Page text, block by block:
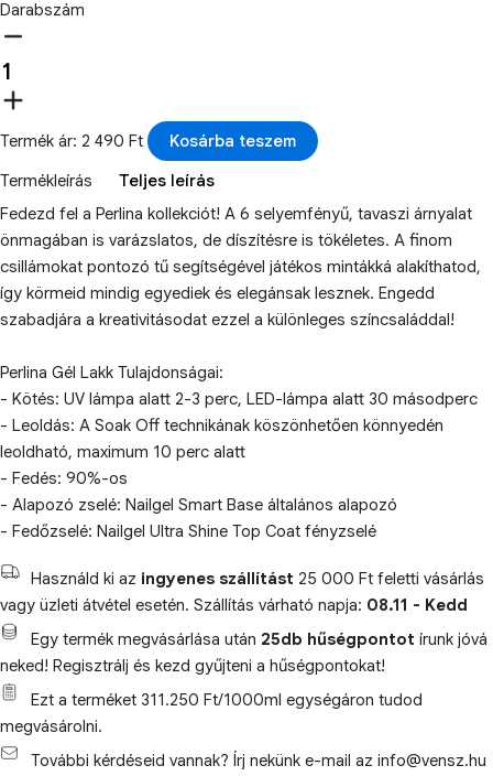
Darabszám
Termék ár: 2 490 Ft
Kosárba teszem
Termékleírás
Teljes leírás
Fedezd fel a Perlina kollekciót! A 6 selyemfényű, tavaszi árnyalat
önmagában is varázslatos, de díszítésre is tökéletes. A finom
csillámokat pontozó tű segítségével játékos mintákká alakíthatod,
így körmeid mindig egyediek és elegánsak lesznek. Engedd
szabadjára a kreativitásodat ezzel a különleges színcsaláddal!
Perlina Gél Lakk Tulajdonságai:
- Kötés: UV lámpa alatt 2-3 perc, LED-lámpa alatt 30 másodperc
- Leoldás: A Soak Off technikának köszönhetően könnyedén
leoldható, maximum 10 perc alatt
- Fedés: 90%-os
- Alapozó zselé: Nailgel Smart Base általános alapozó
- Fedőzselé: Nailgel Ultra Shine Top Coat fényzselé
Használd ki az ingyenes szállítást 25 000 Ft feletti vásárlás
vagy üzleti átvétel esetén. Szállítás várható napja: 08.11 - Kedd
Egy termék megvásárlása után 25db hűségpontot írunk jóvá
neked! Regisztrálj és kezd gyűjteni a hűségpontokat!
Ezt a terméket 311.250 Ft/1000ml egységáron tudod
megvásárolni.
További kérdéseid vannak? Írj nekünk e-mail az info@vensz.hu